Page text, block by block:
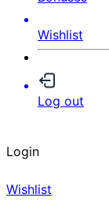
Wishlist
Log out
Login
Wishlist